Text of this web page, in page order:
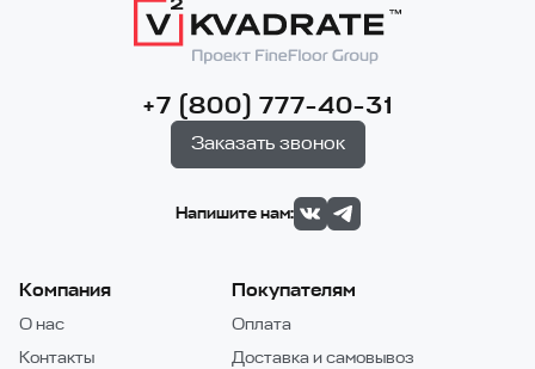
+7 (800) 777-40-31
Заказать звонок
Напишите нам:
Компания
О нас
Контакты
Покупателям
Оплата
Доставка и самовывоз